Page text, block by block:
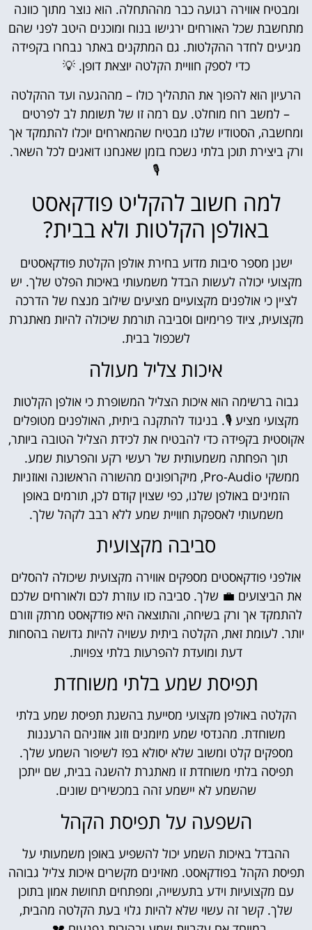
ומבטיח אווירה רגועה כבר מההתחלה. הוא נוצר מתוך כוונה
מתחשבת שכל האורחים ירגישו בנוח ומוכנים היטב לפני שהם
מגיעים לחדר ההקלטות. גם המתקנים באתר נבחרו בקפידה
כדי לספק חוויית הקלטה יוצאת דופן. 💡
הרעיון הוא להפוך את התהליך כולו – מההגעה ועד ההקלטה
– למשב רוח מוחלט. עם רמה זו של תשומת לב לפרטים
ומחשבה, הסטודיו שלנו מבטיח שהמארחים יוכלו להתמקד אך
ורק ביצירת תוכן בלתי נשכח בזמן שאנחנו דואגים לכל השאר.
🎙
למה חשוב להקליט פודקאסט
באולפן הקלטות ולא בבית?
ישנן מספר סיבות מדוע בחירת אולפן הקלטת פודקאסטים
מקצועי יכולה לעשות הבדל משמעותי באיכות הפלט שלך. יש
לציין כי אולפנים מקצועיים מציעים שילוב מנצח של הדרכה
מקצועית, ציוד פרימיום וסביבה תורמת שיכולה להיות מאתגרת
לשכפול בבית.
איכות צליל מעולה
גבוה ברשימה הוא איכות הצליל המשופרת כי אולפן הקלטות
מקצועי מציע 🎙️. בניגוד להתקנה ביתית, האולפנים מטופלים
אקוסטית בקפידה כדי להבטיח את לכידת הצליל הטובה ביותר,
תוך הפחתה משמעותית של רעשי רקע והפרעות שמע.
ממשקי Pro-Audio, מיקרופונים מהשורה הראשונה ואוזניות
הזמינים באולפן שלנו, כפי שצוין קודם לכן, תורמים באופן
משמעותי לאספקת חוויית שמע ללא רבב לקהל שלך.
סביבה מקצועית
אולפני פודקאסטים מספקים אווירה מקצועית שיכולה להסלים
את הביצועים 💼 שלך. סביבה כזו עוזרת לכם ולאורחים שלכם
להתמקד אך ורק בשיחה, והתוצאה היא פודקאסט מרתק וזורם
יותר. לעומת זאת, הקלטה ביתית עשויה להיות גדושה בהסחות
דעת ומועדת להפרעות בלתי צפויות.
תפיסת שמע בלתי משוחדת
הקלטה באולפן מקצועי מסייעת בהשגת תפיסת שמע בלתי
משוחדת. מהנדסי שמע מיומנים וזוג אוזניהם הרעננות
מספקים קלט ומשוב שלא יסולא בפז לשיפור השמע שלך.
תפיסה בלתי משוחדת זו מאתגרת להשגה בבית, שם ייתכן
שהשמע לא יישמע זהה במכשירים שונים.
השפעה על תפיסת הקהל
ההבדל באיכות השמע יכול להשפיע באופן משמעותי על
תפיסת הקהל בפודקאסט. מאזינים מקשרים איכות צליל גבוהה
עם מקצועיות וידע בתעשייה, ומפתחים תחושת אמון בתוכן
שלך. קשר זה עשוי שלא להיות גלוי בעת הקלטה מהבית,